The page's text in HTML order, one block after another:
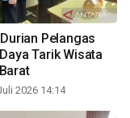
Pelangas
Tarik Wisata
2026 14:14